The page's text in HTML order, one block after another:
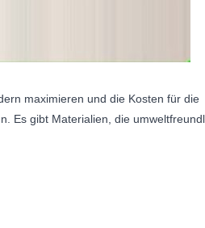
maximieren und die Kosten für die
Es gibt Materialien, die